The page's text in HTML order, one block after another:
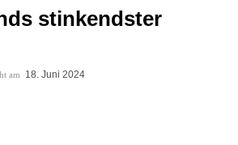
stinkendster
am 18. Juni 2024